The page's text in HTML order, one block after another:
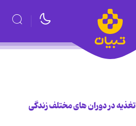
تغذیه در دوران های مختلف زندگی